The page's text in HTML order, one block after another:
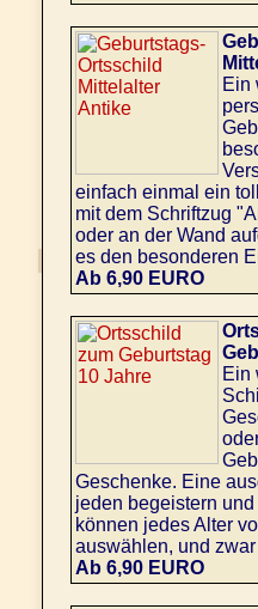
Ein
einfach einmal ein
mit dem Schriftzug
oder an der Wand
es den besonderen
Ab 6,90 EURO
Ein
Geschenke. Eine
jeden begeistern
können jedes Alter
auswählen, und zwar
Ab 6,90 EURO